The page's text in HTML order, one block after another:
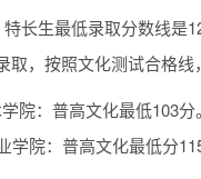
长生最低录取分数线
，按照文化测试合格
院：普高文化最低103
院：普高文化最低分